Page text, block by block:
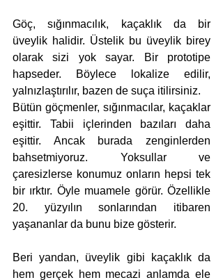
Göç, sığınmacılık, kaçaklık da bir
üveylik halidir. Üstelik bu üveylik birey
olarak sizi yok sayar. Bir prototipe
hapseder. Böylece lokalize edilir,
yalnızlaştırılır, bazen de suça itilirsiniz.
Bütün göçmenler, sığınmacılar, kaçaklar
eşittir. Tabii içlerinden bazıları daha
eşittir. Ancak burada zenginlerden
bahsetmiyoruz. Yoksullar ve
çaresizlerse konumuz onların hepsi tek
bir ırktır. Öyle muamele görür. Özellikle
20. yüzyılın sonlarından itibaren
yaşananlar da bunu bize gösterir.
Beri yandan, üveylik gibi kaçaklık da
hem gerçek hem mecazi anlamda ele